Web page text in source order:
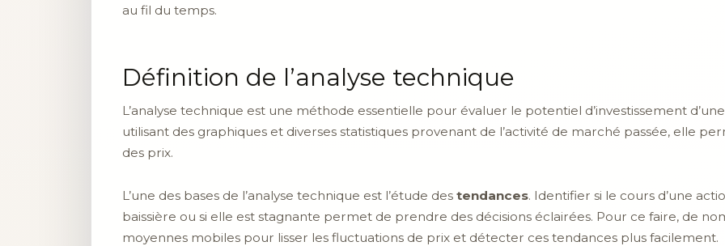
au fil du temps.
Définition de l’analyse technique
L’analyse technique est une méthode essentielle pour évaluer le potentiel d’investissement
utilisant des graphiques et diverses statistiques provenant de l’activité de marché passée, elle
des prix.
L’une des bases de l’analyse technique est l’étude des tendances. Identifier si le cours d’une
baissière ou si elle est stagnante permet de prendre des décisions éclairées. Pour ce faire, de
moyennes mobiles pour lisser les fluctuations de prix et détecter ces tendances plus facilement.